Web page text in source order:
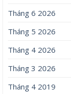
Tháng 6 2026
Tháng 5 2026
Tháng 4 2026
Tháng 3 2026
Tháng 4 2019